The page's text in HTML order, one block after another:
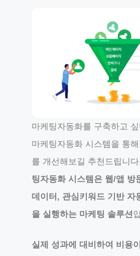
마케팅자동화를 구축하고
마케팅자동화 시스템을 통
를 개선해보길 추천드립니다.
팅자동화 시스템은 웹/앱 방
데이터, 관심키워드 기반 자
을 실행하는 마케팅 솔루션
실제 성과에 대비하여 비용